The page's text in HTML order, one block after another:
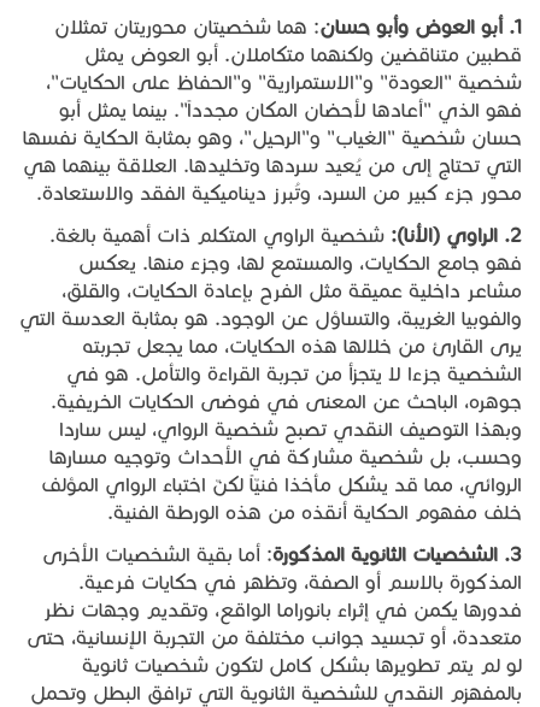
1. أبو العوض وأبو حسان: هما شخصيتان محوريتان تمثلان
قطبين متناقضين ولكنهما متكاملان. أبو العوض يمثل
شخصية "العودة" و"الاستمرارية" و"الحفاظ على الحكايات"،
فهو الذي "أعادها لأحضان المكان مجدداً". بينما يمثل أبو
حسان شخصية "الغياب" و"الرحيل"، وهو بمثابة الحكاية نفسها
التي تحتاج إلى من يُعيد سردها وتخليدها. العلاقة بينهما هي
محور جزء كبير من السرد، وتُبرز ديناميكية الفقد والاستعادة.
2. الراوي (الأنا): شخصية الراوي المتكلم ذات أهمية بالغة.
فهو جامع الحكايات، والمستمع لها، وجزء منها. يعكس
مشاعر داخلية عميقة مثل الفرح بإعادة الحكايات، والقلق،
والفوبيا الغريبة، والتساؤل عن الوجود. هو بمثابة العدسة التي
يرى القارئ من خلالها هذه الحكايات، مما يجعل تجربته
الشخصية جزءا لا يتجزأ من تجربة القراءة والتأمل. هو في
جوهره، الباحث عن المعنى في فوضى الحكايات الخريفية.
وبهذا التوصيف النقدي تصبح شخصية الرواي، ليس ساردا
وحسب، بل شخصية مشاركة في الأحداث وتوجيه مسارها
الروائي، مما قد يشكل مأخذا فنيّاً لكنّ اختباء الرواي المؤلف
خلف مفهوم الحكاية أنقذه من هذه الورطة الفنية.
3. الشخصيات الثانوية المذكورة: أما بقية الشخصيات الأخرى
المذكورة بالاسم أو الصفة، وتظهر في حكايات فرعية.
فدورها يكمن في إثراء بانوراما الواقع، وتقديم وجهات نظر
متعددة، أو تجسيد جوانب مختلفة من التجربة الإنسانية، حتى
لو لم يتم تطويرها بشكل كامل لتكون شخصيات ثانوية
بالمفهزم النقدي للشخصية الثانوية التي ترافق البطل وتحمل